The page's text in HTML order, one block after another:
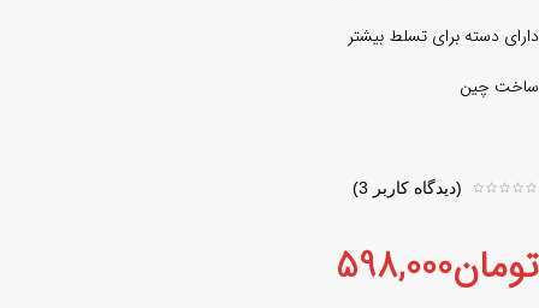
دارای دسته برای تسلط بیشتر
ساخت چین
(دیدگاه کاربر 3
)
تومان598,000